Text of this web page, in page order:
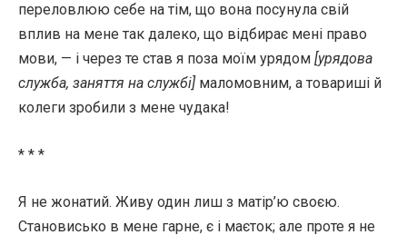
переловлюю себе на тім, що вона посунула свій
вплив на мене так далеко, що відбирає мені право
мови, — і через те став я поза моїм урядом [урядова
служба, заняття на службі] маломовним, а товариші й
колеги зробили з мене чудака!
* * *
Я не жонатий. Живу один лиш з матір’ю своєю.
Становисько в мене гарне, є і маєток; але проте я не